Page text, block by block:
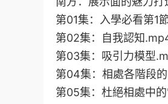
第01集：入學必看第1
第02集：自我認知
第03集：吸引力模型
第04集：相處各階段
第05集：杜絕相處中